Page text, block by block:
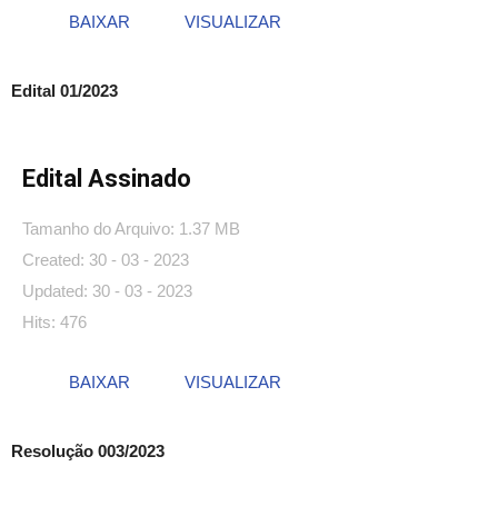
BAIXAR VISUALIZAR
Edital 01/2023
Edital Assinado
Tamanho do Arquivo: 1.37 MB
Created: 30 - 03 - 2023
Updated: 30 - 03 - 2023
Hits: 476
BAIXAR VISUALIZAR
Resolução 003/2023